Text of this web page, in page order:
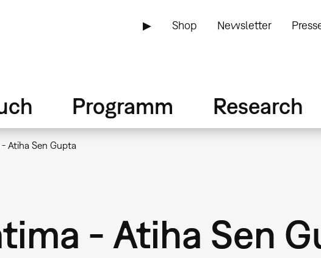
▶ Shop Newsletter
Programm Research
- Atiha Sen Gupta
- Atiha Sen